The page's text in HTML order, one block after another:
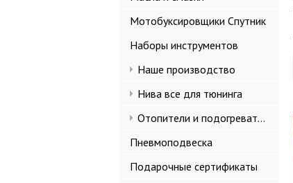
Мотобуксировщики Спутник
Наборы инструментов
Наше производство
Нива все для тюнинга
Отопители и подогреватели
Пневмоподвеска
Подарочные сертификаты